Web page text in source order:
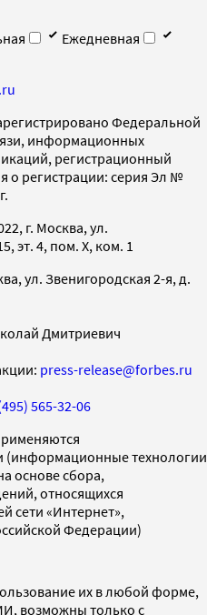
Ежедневная
Федеральной
информационных
регистрационный
о регистрации: серия Эл №
г. Москва, ул.
эт. 4, пом. X, ком. 1
ул. Звенигородская 2-я, д.
Дмитриевич
press-release@forbes.ru
565-32-06
(информационные технологии
основе сбора,
относящихся
сети «Интернет»,
Федерации)
их в любой форме,
возможны только с